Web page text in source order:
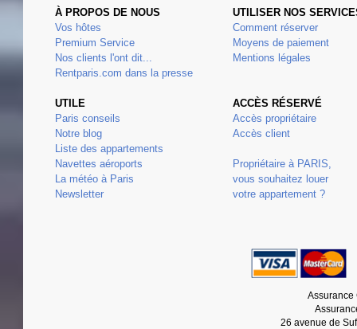
À PROPOS DE NOUS
Vos hôtes
Premium Service
Nos clients l'ont dit...
Rentparis.com dans la presse
UTILE
Paris conseils
Notre blog
Liste des appartements
Navettes aéroports
La météo à Paris
Newsletter
UTILISER NOS
Comment réserver
Moyens de paiement
Mentions légales
ACCÈS RÉSERVÉ
Accès propriétaire
Accès client
Propriétaire à PARIS,
vous souhaitez louer
votre appartement ?
Assurance
26 avenue de